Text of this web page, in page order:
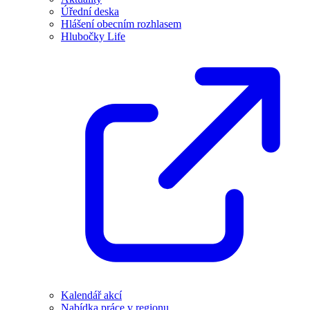
Úřední deska
Hlášení obecním rozhlasem
Hlubočky Life
Kalendář akcí